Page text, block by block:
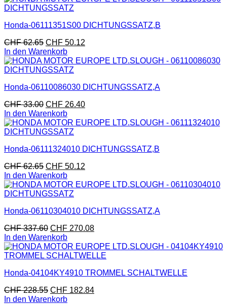
Honda-06111351S00 DICHTUNGSSATZ,B
CHF62.65 CHF 50.12
In den Warenkorb
Honda-06110086030 DICHTUNGSSATZ,A
CHF33.00 CHF 26.40
In den Warenkorb
Honda-06111324010 DICHTUNGSSATZ,B
CHF62.65 CHF 50.12
In den Warenkorb
Honda-06110304010 DICHTUNGSSATZ,A
CHF337.60 CHF 270.08
In den Warenkorb
Honda-04104KY4910 TROMMEL SCHALTWELLE
CHF228.55 CHF 182.84
In den Warenkorb